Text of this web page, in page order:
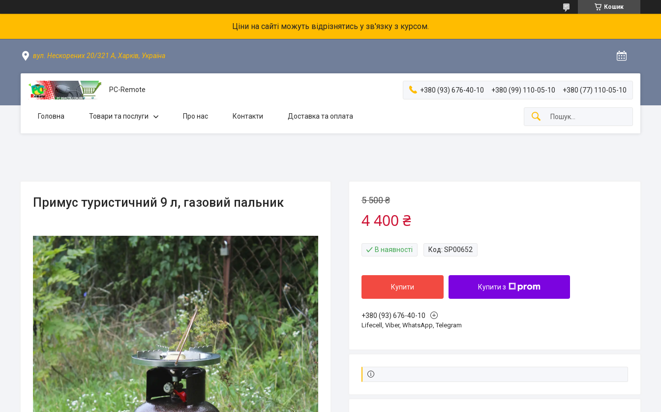
Кошик
Ціни на сайті можуть відрізнятись у зв'язку з курсом.
вул. Нескорених 20/321 А, Харків, Україна
PC-Remote +380 (93) 676-40-10 +380 (99) 110-05-10 +380 (77) 110-05-10
Головна Товари та послуги Про нас Контакти Доставка та оплата
Примус туристичний 9 л, газовий пальник 5 500 ₴
4 400 ₴
В наявності Код: SP00652
Купити Купити з
+380 (93) 676-40-10
Lifecell, Viber, WhatsApp, Telegram